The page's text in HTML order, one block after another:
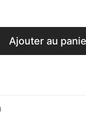
Ajouter au